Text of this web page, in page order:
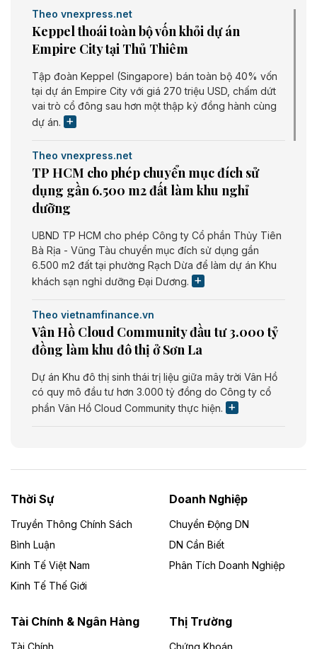
Theo vnexpress.net
Keppel thoái toàn bộ vốn khỏi dự án
Empire City tại Thủ Thiêm
Tập đoàn Keppel (Singapore) bán toàn bộ 40% vốn
tại dự án Empire City với giá 270 triệu USD, chấm dứt
vai trò cổ đông sau hơn một thập kỷ đồng hành cùng
dự án.
Theo vnexpress.net
TP HCM cho phép chuyển mục đích sử
dụng gần 6.500 m2 đất làm khu nghỉ
dưỡng
UBND TP HCM cho phép Công ty Cổ phần Thủy Tiên
Bà Rịa - Vũng Tàu chuyển mục đích sử dụng gần
6.500 m2 đất tại phường Rạch Dừa để làm dự án Khu
khách sạn nghỉ dưỡng Đại Dương.
Theo vietnamfinance.vn
Vân Hồ Cloud Community đầu tư 3.000 tỷ
đồng làm khu đô thị ở Sơn La
Dự án Khu đô thị sinh thái trị liệu giữa mây trời Vân Hồ
có quy mô đầu tư hơn 3.000 tỷ đồng do Công ty cổ
phần Vân Hồ Cloud Community thực hiện.
Dự án Nhà máy xử lý rác và phát điện Bắc Giang do
Công ty TNHH Năng lượng môi trường Bắc Giang làm
Theo vietnamfinance.vn
Đức Long Gia Lai mở rộng ‘hệ sinh thái’
Lai
Thời Sự
Truyền Thông Chính Sách
Bình Luận
Kinh Tế Việt Nam
Kinh Tế Thế Giới
Doanh Nghiệp
Chuyển Động DN
DN Cần Biết
Phân Tích Doanh Nghiệp
Tài Chính & Ngân Hàng
Tài Chính
Thị Trường
Chứng Khoán